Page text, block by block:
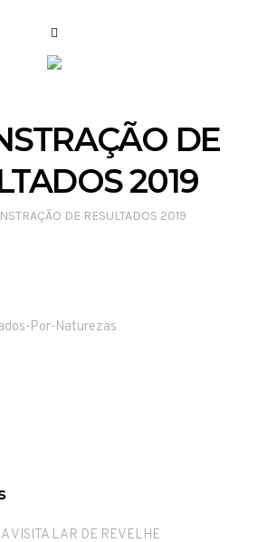
DE
2019
DE RESULTADOS 2019
Por-Naturezas
VISITA LAR DE REVELHE